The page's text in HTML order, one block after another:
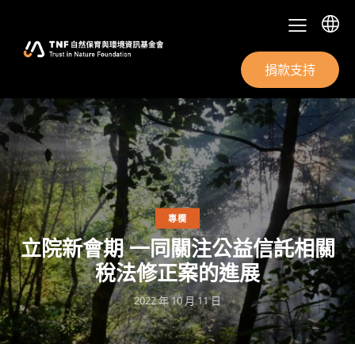
捐款支持
專欄
立院新會期 一同關注公益信託相關
稅法修正案的進展
2022 年 10 月 11 日